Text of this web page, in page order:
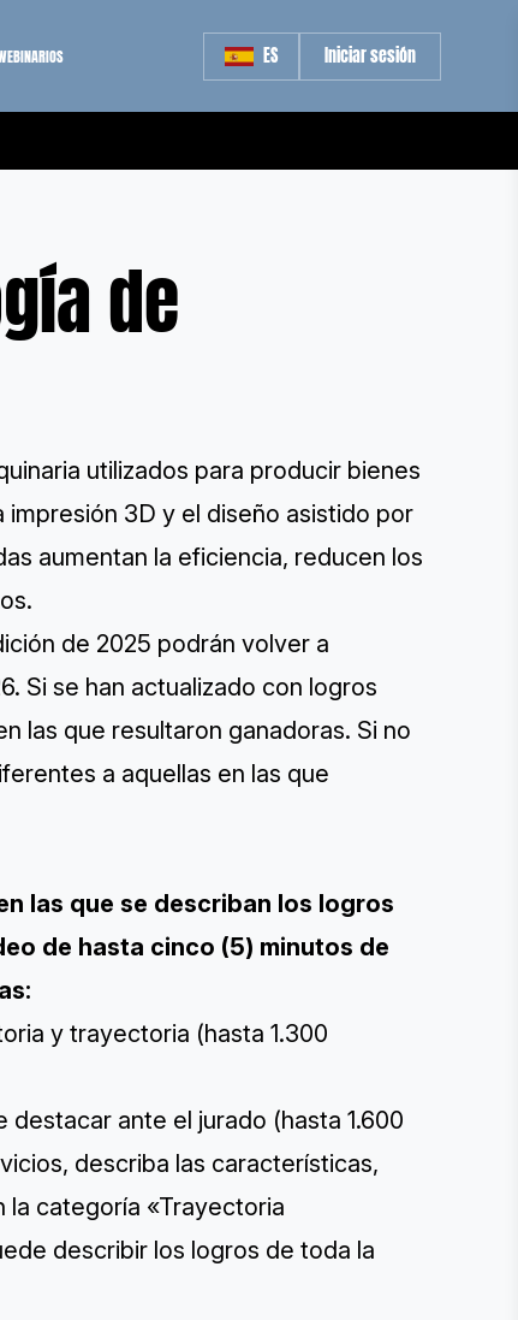
ES Iniciar sesión
de
utilizados para producir bienes
3D y el diseño asistido por
aumentan la eficiencia, reducen los
de 2025 podrán volver a
Si se han actualizado con logros
las que resultaron ganadoras. Si no
a aquellas en las que
las que se describan los logros
de hasta cinco (5) minutos de
y trayectoria (hasta 1.300
ante el jurado (hasta 1.600
describa las características,
la categoría «Trayectoria
describir los logros de toda la